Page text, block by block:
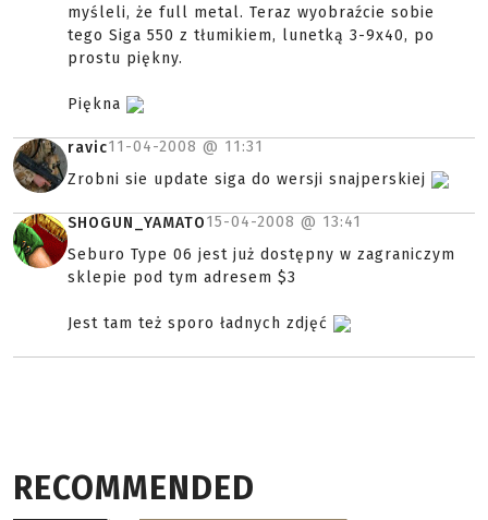
myśleli, że full metal. Teraz wyobraźcie sobie
tego Siga 550 z tłumikiem, lunetką 3-9x40, po
prostu piękny.
Piękna
ravic11-04-2008 @ 11:31
Zrobni sie update siga do wersji snajperskiej
SHOGUN_YAMATO15-04-2008 @ 13:41
Seburo Type 06 jest już dostępny w zagraniczym
sklepie pod tym adresem $3
Jest tam też sporo ładnych zdjęć
RECOMMENDED